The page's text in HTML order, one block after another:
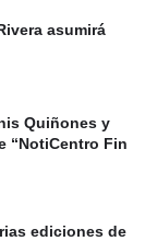
asumirá
Quiñones y
“NotiCentro Fin
ediciones de